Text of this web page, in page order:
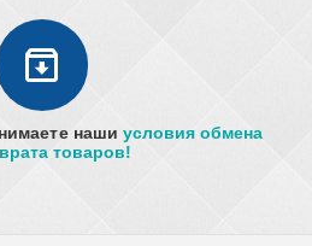
наши условия обмена
товаров!